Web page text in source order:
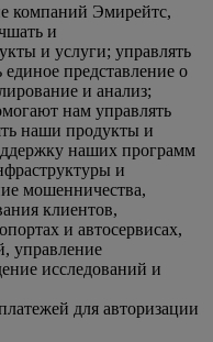
компаний Эмирейтс,
и
и услуги; управлять
представление о
и анализ;
нам управлять
наши продукты и
наших программ
и
мошенничества,
клиентов,
и автосервисах,
управление
исследований и
для авторизации